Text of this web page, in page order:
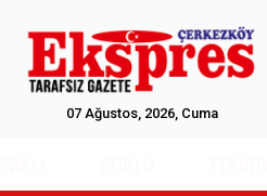
07 Ağustos, 2026, Cuma